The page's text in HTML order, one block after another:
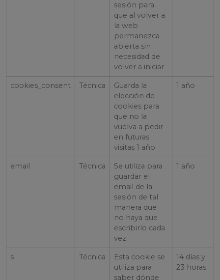
sesión para
que al volver a
la web
permanezca
abierta sin
necesidad de
volver a iniciar
cookies_consent Técnica
Guarda la
elección de
cookies para
que no la
vuelva a pedir
en futuras
visitas 1 año
1 año
email Técnica
Se utiliza para
guardar el
email de la
sesión de tal
manera que
no haya que
escribirlo cada
vez
1 año
s Técnica
Esta cookie se
utiliza para
saber dónde
14 días y
23 horas